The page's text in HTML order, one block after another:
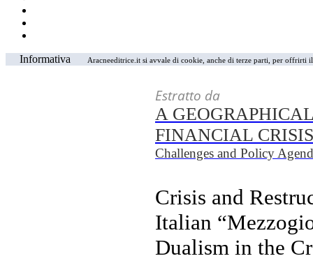
Informativa Aracneeditrice.it si avvale di cookie, anche di terze parti, per
Estratto da
A
FINANCIAL CRISIS
Challenges and Policy
Crisis and
Italian
Dualism in the